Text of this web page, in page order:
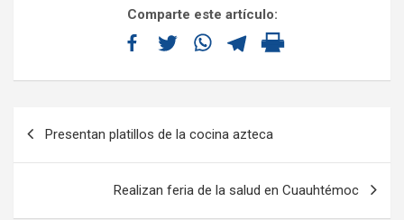
Comparte este artículo:
Presentan platillos de la cocina azteca
Realizan feria de la salud en Cuauhtémoc